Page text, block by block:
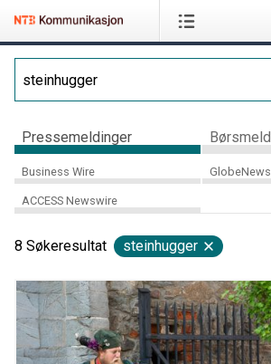
Pressemeldinger
Business Wire
ACCESS Newswire
8 Søkeresultat steinhugger